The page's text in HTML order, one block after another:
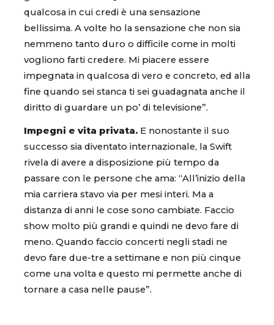
qualcosa in cui credi è una sensazione
bellissima. A volte ho la sensazione che non sia
nemmeno tanto duro o difficile come in molti
vogliono farti credere. Mi piacere essere
impegnata in qualcosa di vero e concreto, ed alla
fine quando sei stanca ti sei guadagnata anche il
diritto di guardare un po’ di televisione”.
Impegni e vita privata. E nonostante il suo
successo sia diventato internazionale, la Swift
rivela di avere a disposizione più tempo da
passare con le persone che ama: “All’inizio della
mia carriera stavo via per mesi interi. Ma a
distanza di anni le cose sono cambiate. Faccio
show molto più grandi e quindi ne devo fare di
meno. Quando faccio concerti negli stadi ne
devo fare due-tre a settimane e non più cinque
come una volta e questo mi permette anche di
tornare a casa nelle pause”.